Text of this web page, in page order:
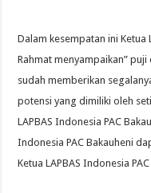
Dalam kesempatan ini Ketua
Rahmat menyampaikan”
sudah memberikan
potensi yang dimiliki oleh
LAPBAS Indonesia PAC
Indonesia PAC Bakauheni
Ketua LAPBAS Indonesia